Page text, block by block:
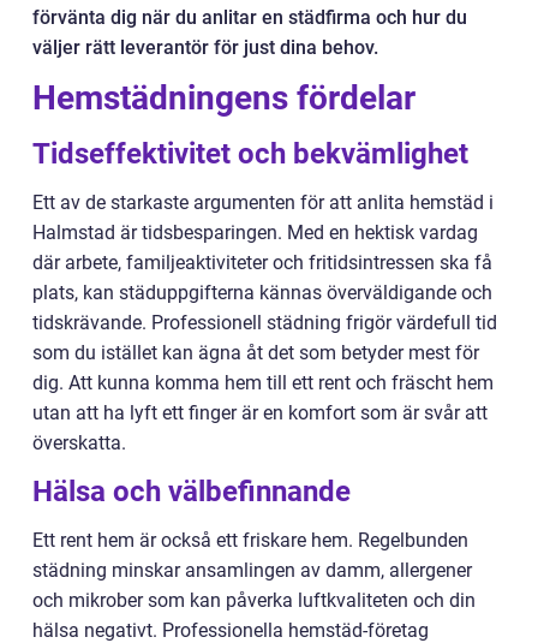
förvänta dig när du anlitar en städfirma och hur du
väljer rätt leverantör för just dina behov.
Hemstädningens fördelar
Tidseffektivitet och bekvämlighet
Ett av de starkaste argumenten för att anlita hemstäd i
Halmstad är tidsbesparingen. Med en hektisk vardag
där arbete, familjeaktiviteter och fritidsintressen ska få
plats, kan städuppgifterna kännas överväldigande och
tidskrävande. Professionell städning frigör värdefull tid
som du istället kan ägna åt det som betyder mest för
dig. Att kunna komma hem till ett rent och fräscht hem
utan att ha lyft ett finger är en komfort som är svår att
överskatta.
Hälsa och välbefinnande
Ett rent hem är också ett friskare hem. Regelbunden
städning minskar ansamlingen av damm, allergener
och mikrober som kan påverka luftkvaliteten och din
hälsa negativt. Professionella hemstäd-företag